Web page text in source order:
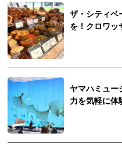
ザ・シティベ
を！クロワッ
ヤマハミュー
力を気軽に体